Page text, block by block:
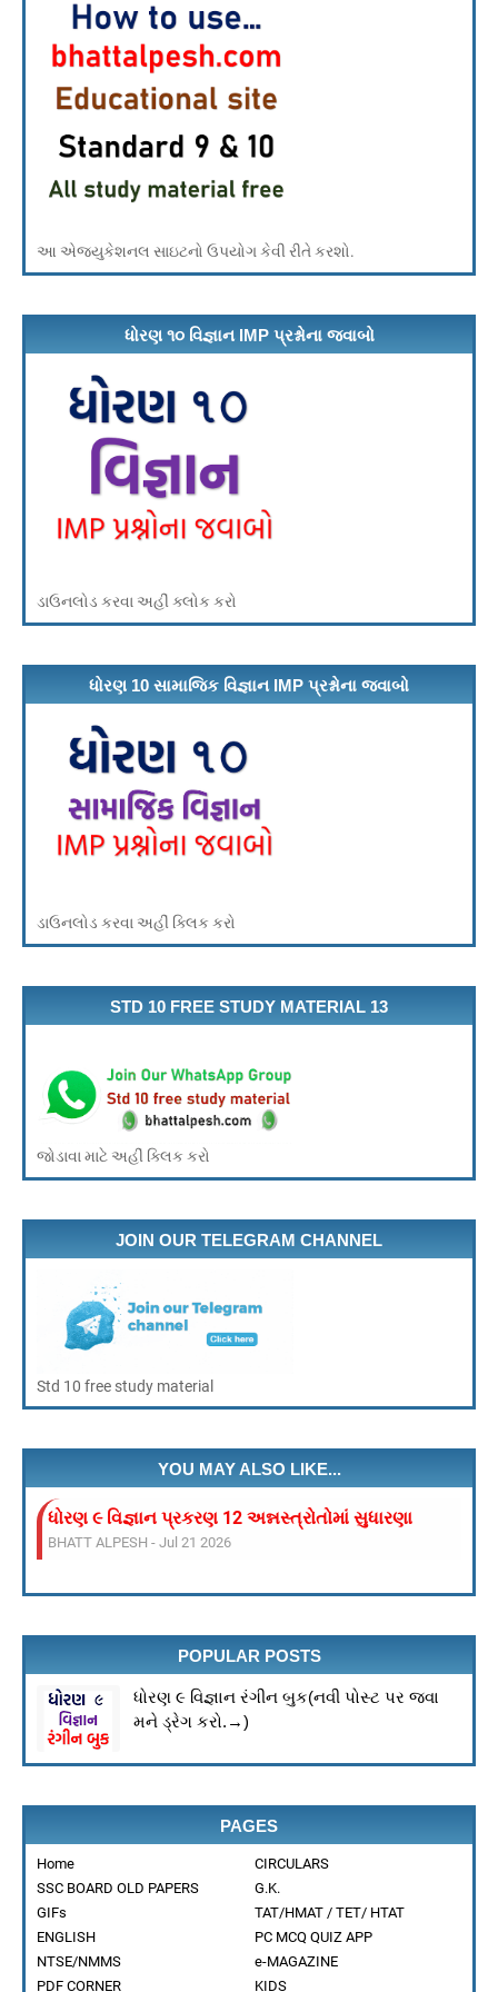
આ એજ્યુકેશનલ સાઇટનો ઉપયોગ કેવી રીતે કરશો.
ધોરણ ૧૦ વિજ્ઞાન IMP પ્રશ્નોના જવાબો
ડાઉનલોડ કરવા અહીં ક્લોક કરો
ધોરણ 10 સામાજિક વિજ્ઞાન IMP પ્રશ્નોના જવાબો
ડાઉનલોડ કરવા અહીં ક્લિક કરો
STD 10 FREE STUDY MATERIAL 13
જોડાવા માટે અહીં ક્લિક કરો
JOIN OUR TELEGRAM CHANNEL
Std 10 free study material
YOU MAY ALSO LIKE...
ધોરણ ૯ વિજ્ઞાન પ્રકરણ 12 અન્નસ્ત્રોતોમાં સુધારણા
BHATT ALPESH Jul 21 2026
BHATT ALPESH-Jul 21 2026
શૈક્ષણિક ગેમ ડાઉનલોડ કરો
BHATT ALPESH Mar 21 2026
VEER BAAL DIVAS 2025
BHATT ALPESH Dec 25 2025
ધોરણ 10 ગણિત/વિજ્ઞાન માર્ચ 2026 અગત્યના પ્રશ્નોના
Maths
Aug 26 2025
🌕 20 જુલાઈ – આંતરરાષ્ટ્રીય ચંદ્ર દિવસ 🌍
BHATT ALPESH -Jul 18 2025
પ્રકરણ 13: આપણું પર્યાવરણ – પુનરાવર્તન
BHATT ALPESH
નામનિર્દેશન કરો- સંયુક્ત સૂક્ષમદર્શક યંત્ર
BHATT ALPESH
POPULAR POSTS
ધોરણ ૯ વિજ્ઞાન રંગીન બુક(નવી પોસ્ટ પર જવા
મને ડ્રેગ કરો.→)
PAGES
Home
CIRCULARS
SSC BOARD OLD PAPERS
G.K.
GIFs
TAT/HMAT / TET/ HTAT
ENGLISH
PC MCQ QUIZ APP
NTSE/NMMS
e-MAGAZINE
PDF CORNER
KIDS